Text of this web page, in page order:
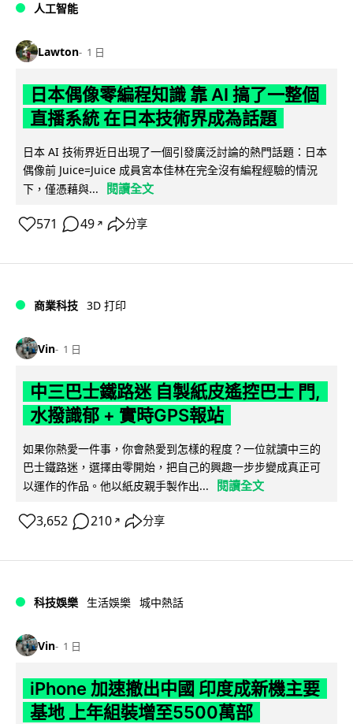
人工智能
Lawton 1 日
日本偶像零編程知識 靠 AI 搞了一整個
直播系統 在日本技術界成為話題
日本 AI 技術界近日出現了一個引發廣泛討論的熱門話題：日本
偶像前 Juice=Juice 成員宮本佳林在完全沒有編程經驗的情況
下，僅憑藉與...
閱讀全文
571 49 ↗ 分享
商業科技 3D 打印
Vin 1 日
中三巴士鐵路迷 自製紙皮遙控巴士 門,
水撥識郁 + 實時GPS報站
如果你熱愛一件事，你會熱愛到怎樣的程度？一位就讀中三的
巴士鐵路迷，選擇由零開始，把自己的興趣一步步變成真正可
以運作的作品。他以紙皮親手製作出...
閱讀全文
3,652 210 ↗ 分享
科技娛樂 生活娛樂 城中熱話
Vin 1 日
iPhone 加速撤出中國 印度成新機主要
基地 上年組裝增至5500萬部